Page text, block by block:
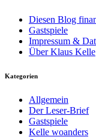
Diesen Blog
Gastspiele
Impressum &
Über Klaus Kelle
Kategorien
Allgemein
Der Leser-Brief
Gastspiele
Kelle woanders